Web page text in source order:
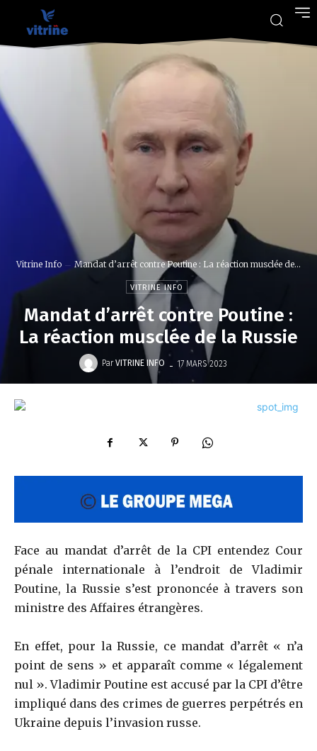
Vitrine Info Mandat d’arrêt contre Poutine : La réaction musclée de...
VITRINE INFO
Mandat d’arrêt contre Poutine :
La réaction musclée de la Russie
Par VITRINE INFO - 17 MARS 2023
Face au mandat d’arrêt de la CPI entendez Cour
pénale internationale à l’endroit de Vladimir
Poutine, la Russie s’est prononcée à travers son
ministre des Affaires étrangères.
En effet, pour la Russie, ce mandat d’arrêt « n’a
point de sens » et apparaît comme « légalement
nul ». Vladimir Poutine est accusé par la CPI d’être
impliqué dans des crimes de guerres perpétrés en
Ukraine depuis l’invasion russe.